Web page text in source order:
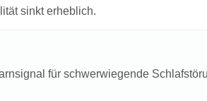
sinkt erheblich.
für schwerwiegende